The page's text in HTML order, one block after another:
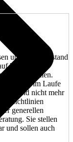
und Kenntnisstand
bei der
und Richtlinien.
jedoch im Laufe
und nicht mehr
Richtlinien
generellen
Sie stellen
und sollen auch